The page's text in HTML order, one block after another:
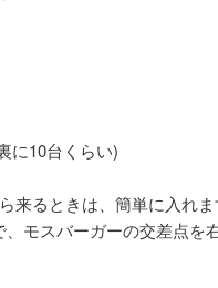
に10台くらい)
来るときは、簡単に入れ
モスバーガーの交差点を